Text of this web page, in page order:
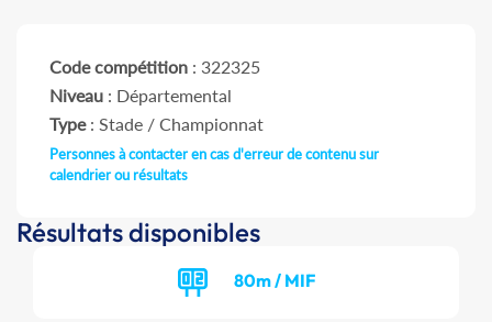
Code compétition : 322325
Niveau : Départemental
Type: Stade / Championnat
Personnes à contacter en cas d'erreur de contenu sur
calendrier ou résultats
Résultats disponibles
80m / MIF